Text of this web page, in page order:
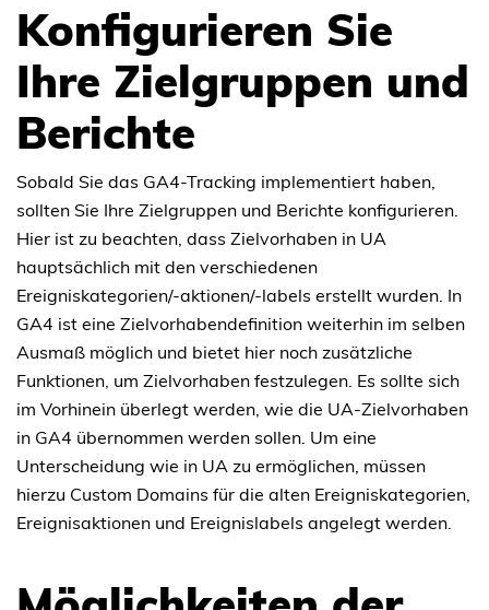
Konfigurieren Sie
Ihre Zielgruppen und
Berichte
Sobald Sie das GA4-Tracking implementiert haben,
sollten Sie Ihre Zielgruppen und Berichte konfigurieren.
Hier ist zu beachten, dass Zielvorhaben in UA
hauptsächlich mit den verschiedenen
Ereigniskategorien/-aktionen/-labels erstellt wurden. In
GA4 ist eine Zielvorhabendefinition weiterhin im selben
Ausmaß möglich und bietet hier noch zusätzliche
Funktionen, um Zielvorhaben festzulegen. Es sollte sich
im Vorhinein überlegt werden, wie die UA-Zielvorhaben
in GA4 übernommen werden sollen. Um eine
Unterscheidung wie in UA zu ermöglichen, müssen
hierzu Custom Domains für die alten Ereigniskategorien,
Ereignisaktionen und Ereignislabels angelegt werden.